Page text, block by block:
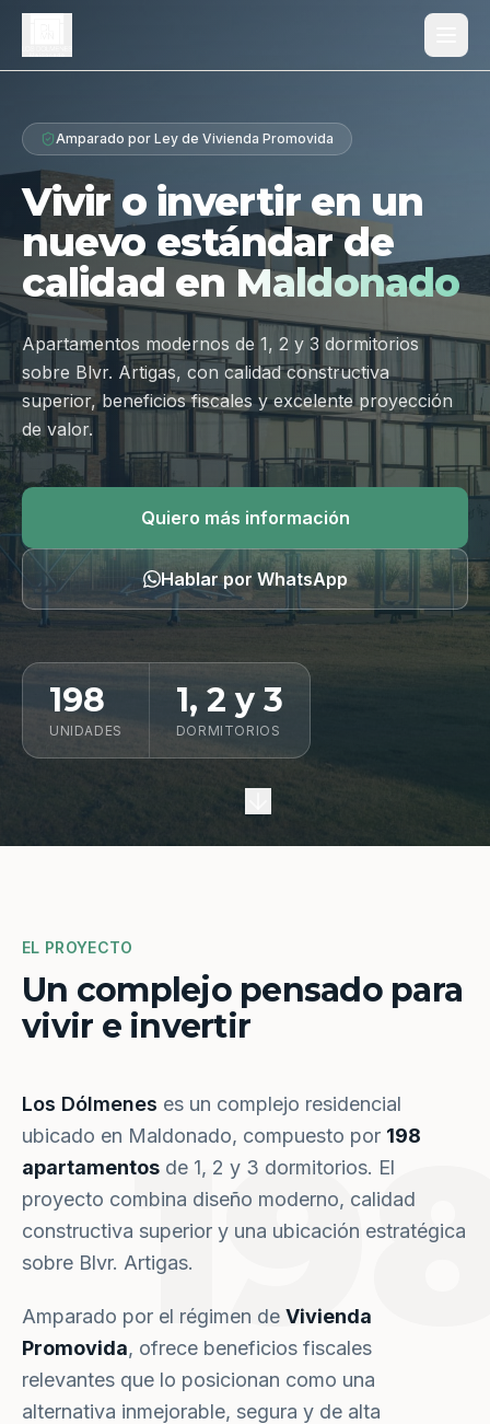
Proyecto
Diferenciales
Tipologías
Galería
Ubicación
Contacto
Hablar por WhatsApp
Amparado por Ley de Vivienda Promovida
Vivir o invertir en un
nuevo estándar de
calidad en Maldonado
Apartamentos modernos de 1, 2 y 3 dormitorios
sobre Blvr. Artigas, con calidad constructiva
superior, beneficios fiscales y excelente proyección
de valor.
Quiero más información
Hablar por WhatsApp
198
UNIDADES
1, 2 y 3
DORMITORIOS
EL PROYECTO
Un complejo pensado para
vivir e invertir
Los Dólmenes es un complejo residencial
ubicado en Maldonado, compuesto por 198
apartamentos de 1, 2 y 3 dormitorios. El
proyecto combina diseño moderno, calidad
constructiva superior y una ubicación estratégica
sobre Blvr. Artigas.
Amparado por el régimen de Vivienda
Promovida, ofrece beneficios fiscales
relevantes que lo posicionan como una
alternativa inmejorable, segura y de alta